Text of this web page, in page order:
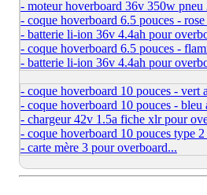
- moteur hoverboard 36v 350w pneu
- coque hoverboard 6.5 pouces -
- batterie li-ion 36v 4.4ah pour
- coque hoverboard 6.5 pouces -
- batterie li-ion 36v 4.4ah pour
- coque hoverboard 10 pouces - vert
- coque hoverboard 10 pouces - bleu
- chargeur 42v 1.5a fiche xlr pour
- coque hoverboard 10 pouces type
- carte mère 3 pour overboard...